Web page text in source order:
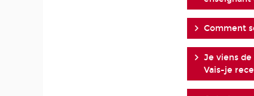
Comment
Je viens
Vais-je